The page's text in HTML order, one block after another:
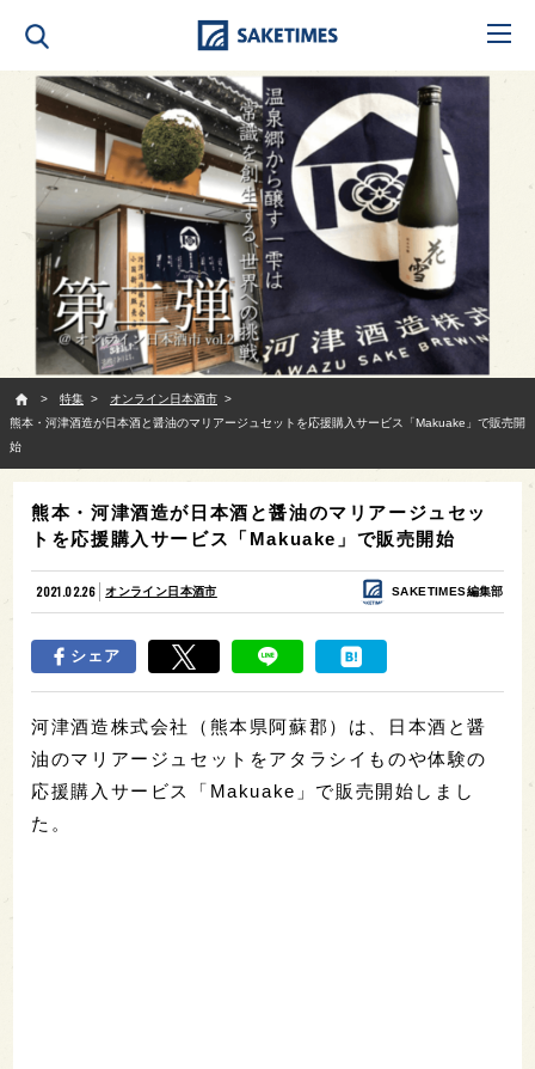
特集
オンライン日本酒市
熊本・河津酒造が日本酒と醤油のマリアージュセットを応援購入サービス「Makuake」で販売開
始
熊本・河津酒造が日本酒と醤油のマリアージュセッ
トを応援購入サービス「Makuake」で販売開始
2021.02.26 オンライン日本酒市 SAKETIMES編集部
シェア
河津酒造株式会社（熊本県阿蘇郡）は、日本酒と醤
油のマリアージュセットをアタラシイものや体験の
応援購入サービス「Makuake」で販売開始しまし
た。